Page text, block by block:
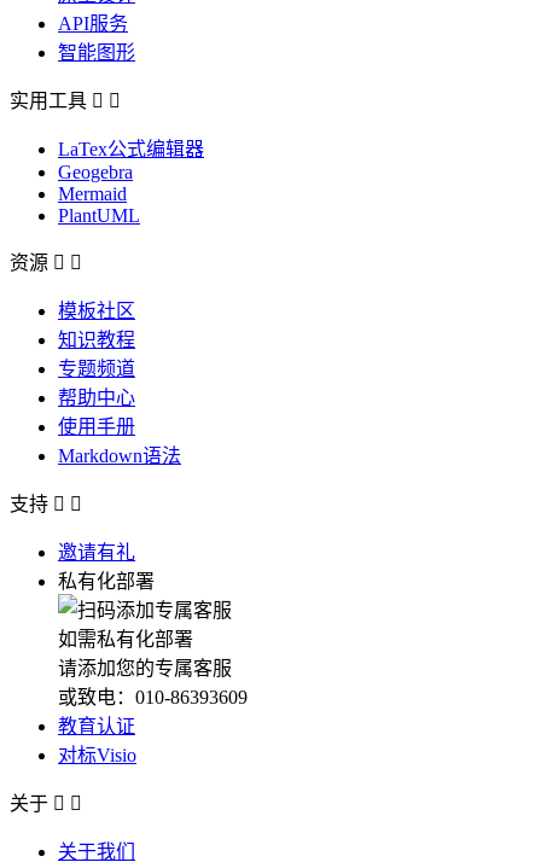
API服务
智能图形
实用工具  
LaTex公式编辑器
Geogebra
Mermaid
PlantUML
资源  
模板社区
知识教程
专题频道
帮助中心
使用手册
Markdown语法
支持  
邀请有礼
私有化部署
如需私有化部署
请添加您的专属客服
或致电：010-86393609
教育认证
对标Visio
关于  
关于我们